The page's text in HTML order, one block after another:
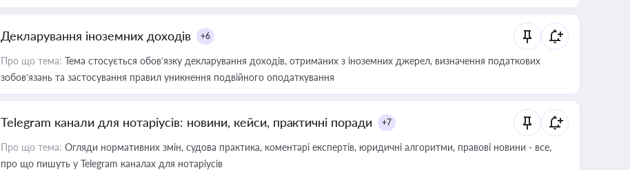
Декларування іноземних доходів +6
Про що тема: Тема стосується обов’язку декларування доходів, отриманих з іноземних джерел, визначення податкових
зобов’язань та застосування правил уникнення подвійного оподаткування
Telegram канали для нотаріусів: новини, кейси, практичні поради +7
Про що тема: Огляди нормативних змін, судова практика, коментарі експертів, юридичні алгоритми, правові новини - все,
про що пишуть у Telegram каналах для нотаріусів